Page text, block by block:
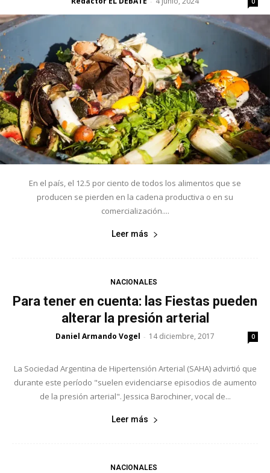
En el país, el 12.5 por ciento de todos los alimentos que se
producen se pierden en la cadena productiva o en su
comercialización....
Leer más
NACIONALES
Para tener en cuenta: las Fiestas pueden
alterar la presión arterial
Daniel Armando Vogel - 14 diciembre, 2017 0
La Sociedad Argentina de Hipertensión Arterial (SAHA) advirtió que
durante este período "suelen evidenciarse episodios de aumento
de la presión arterial". Jessica Barochiner, vocal de...
Leer más
NACIONALES